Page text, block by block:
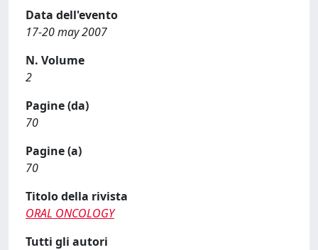
Data dell'evento
17-20 may 2007
N. Volume
2
Pagine (da)
70
Pagine (a)
70
Titolo della rivista
ORAL ONCOLOGY
Tutti gli autori